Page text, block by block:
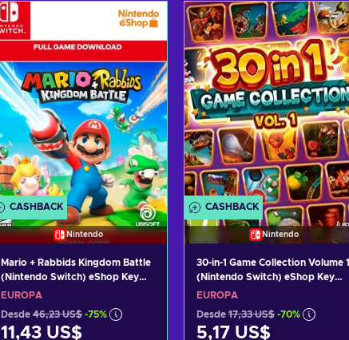
Añadir al carrito
Ver ofertas
CASHBACK
Nintendo
Mario + Rabbids Kingdom Battle
(Nintendo Switch) eShop Key
EUROPE
EUROPA
Desde 46,23 US$ -75%
11,43 US$
CASHBACK
Nintendo
30-in-1 Game Collection Volume 1
(Nintendo Switch) eShop Key
EUROPE
EUROPA
Desde 17,33 US$ -70%
5,17 US$